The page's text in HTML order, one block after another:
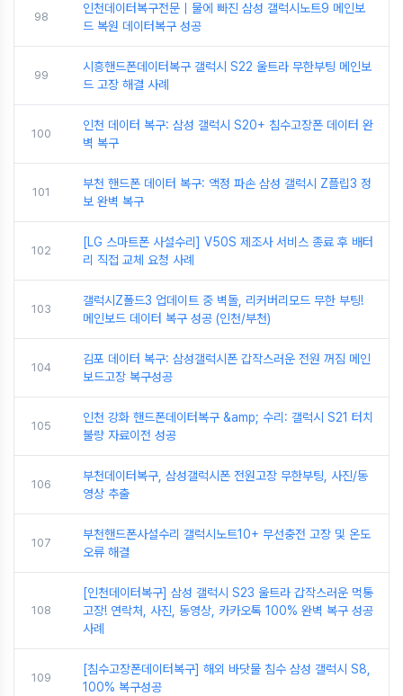
98
인천데이터복구전문｜물에 빠진 삼성 갤럭시노트9 메인보
드 복원 데이터복구 성공
99
시흥핸드폰데이터복구 갤럭시 S22 울트라 무한부팅 메인보
드 고장 해결 사례
100
인천 데이터 복구: 삼성 갤럭시 S20+ 침수고장폰 데이터 완
벽 복구
101
부천 핸드폰 데이터 복구: 액정 파손 삼성 갤럭시 Z플립3 정
보 완벽 복구
102
[LG 스마트폰 사설수리] V50S 제조사 서비스 종료 후 배터
리 직접 교체 요청 사례
103
갤럭시Z폴드3 업데이트 중 벽돌, 리커버리모드 무한 부팅!
메인보드 데이터 복구 성공 (인천/부천)
104
김포 데이터 복구: 삼성갤럭시폰 갑작스러운 전원 꺼짐 메인
보드고장 복구성공
105
인천 강화 핸드폰데이터복구 &amp; 수리: 갤럭시 S21 터치
불량 자료이전 성공
106
부천데이터복구, 삼성갤럭시폰 전원고장 무한부팅, 사진/동
영상 추출
107
부천핸드폰사설수리 갤럭시노트10+ 무선충전 고장 및 온도
오류 해결
108
[인천데이터복구] 삼성 갤럭시 S23 울트라 갑작스러운 먹통
고장! 연락처, 사진, 동영상, 카카오톡 100% 완벽 복구 성공
사례
109
[침수고장폰데이터복구] 해외 바닷물 침수 삼성 갤럭시 S8,
100% 복구성공